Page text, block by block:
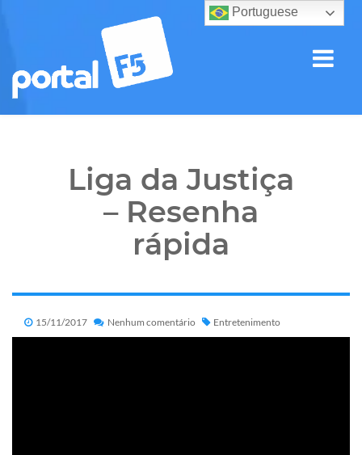
Liga da Justiça
– Resenha
rápida
15/11/2017 Nenhum comentário Entretenimento
Portuguese